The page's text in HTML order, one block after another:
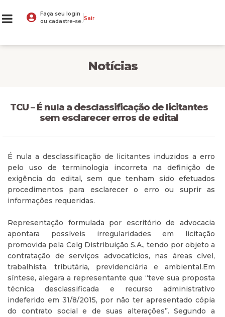
Faça seu login
ou cadastre-se. Sair
Notícias
TCU – É nula a desclassificação de licitantes
sem esclarecer erros de edital
É nula a desclassificação de licitantes induzidos a erro
pelo uso de terminologia incorreta na definição de
exigência do edital, sem que tenham sido efetuados
procedimentos para esclarecer o erro ou suprir as
informações requeridas.
Representação formulada por escritório de advocacia
apontara possíveis irregularidades em licitação
promovida pela Celg Distribuição S.A., tendo por objeto a
contratação de serviços advocatícios, nas áreas cível,
trabalhista, tributária, previdenciária e ambiental.Em
síntese, alegara a representante que “teve sua proposta
técnica desclassificada e recurso administrativo
indeferido em 31/8/2015, por não ter apresentado cópia
do contrato social e de suas alterações”. Segundo a